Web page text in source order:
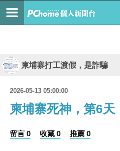
柬埔寨打工渡假，是詐騙
2026-05-13 05:00:00
柬埔寨死神，第6天
留言 0 收藏 0 推薦 0